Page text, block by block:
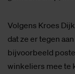
Volgens Kroes
dat ze er tegen
bijvoorbeeld
winkeliers mee te